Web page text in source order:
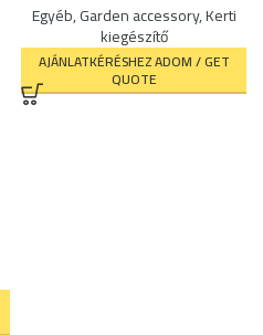
Egyéb,Garden accessory,Kerti
kiegészítő
AJÁNLATKÉRÉSHEZ ADOM / GET
QUOTE